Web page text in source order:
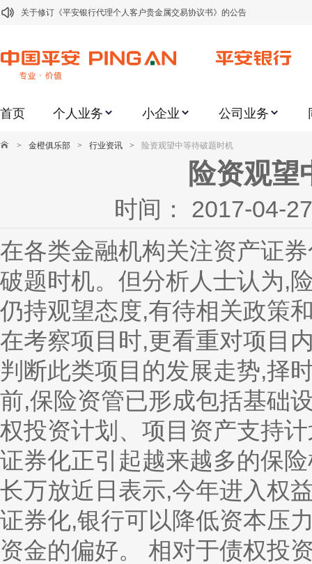
关于修订《平安银行代理个人客户贵金属交易协议书》的公告
关于我行聚金宝交易软件升级更新的通知
关于2020年端午节期间上金所代理业务调整合约保证金比例和涨跌幅度限制的
关于平安银行电子版信用卡更名为平安银行数字信用卡的公告
关于调整存量首套住房贷款利率的公告
关于修订《平安银行平安金积存业务协议书（个人）》的公告
首页 个人业务 小企业 公司业务
> 金橙俱乐部 > 行业资讯 > 险资观望中等待破题时机
险资观望
时间： 2017-04-
在各类金融机构关注资产证
破题时机。但分析人士认为,
仍持观望态度,有待相关政策
在考察项目时,更看重对项目
判断此类项目的发展走势,择
前,保险资管已形成包括基础
权投资计划、项目资产支持
证券化正引起越来越多的保
长万放近日表示,今年进入权
证券化,银行可以降低资本压
资金的偏好。 相对于债权投